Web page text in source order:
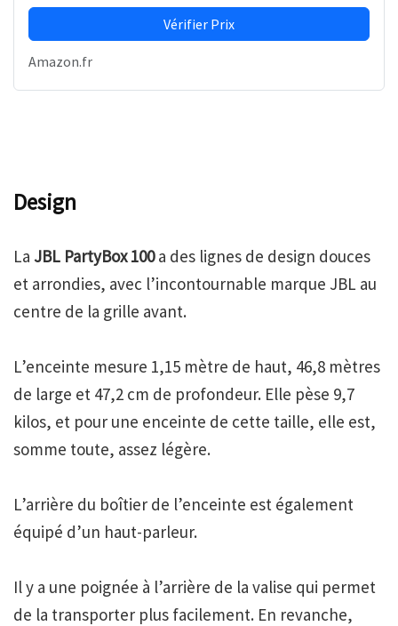
Vérifier Prix
Amazon.fr
Design
La JBL PartyBox 100a des lignes de design douces
et arrondies, avec l’incontournable marque JBL au
centre de la grille avant.
L’enceinte mesure 1,15 mètre de haut, 46,8 mètres
de large et 47,2 cm de profondeur. Elle pèse 9,7
kilos, et pour une enceinte de cette taille, elle est,
somme toute, assez légère.
L’arrière du boîtier de l’enceinte est également
équipé d’un haut-parleur.
Il y a une poignée à l’arrière de la valise qui permet
de la transporter plus facilement. En revanche,